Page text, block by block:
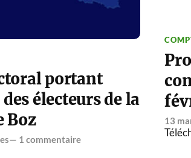
portant
électeurs de la
Boz
1 commentaire
13